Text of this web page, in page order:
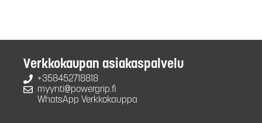
Verkkokaupan asiakaspalvelu
+358452718818
myynti@powergrip.fi
WhatsApp Verkkokauppa